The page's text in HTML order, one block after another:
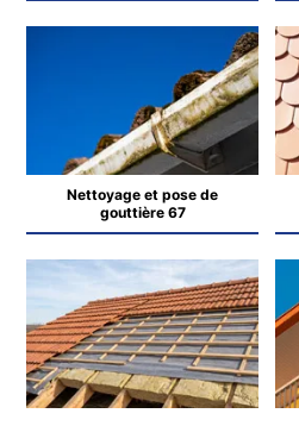
Nettoyage et pose de
gouttière 67